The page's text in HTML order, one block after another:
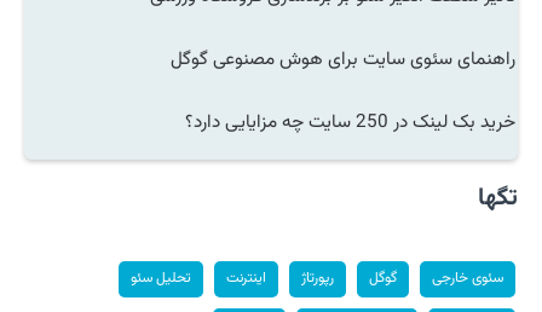
راهنمای سئوی سایت برای هوش مصنوعی گوگل
خرید بک لینک در 250 سایت چه مزایایی دارد؟
تگها
سئوی خارجی گوگل رپورتاژ اینترنت تحلیل سئو